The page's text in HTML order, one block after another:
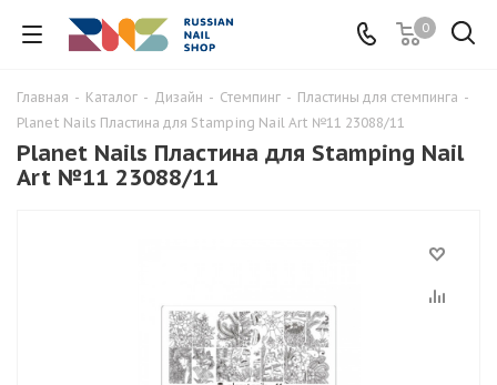
0
Главная - Каталог - Дизайн - Стемпинг - Пластины для стемпинга -
Planet Nails Пластина для Stamping Nail Art №11 23088/11
Planet Nails Пластина для Stamping Nail
Art №11 23088/11